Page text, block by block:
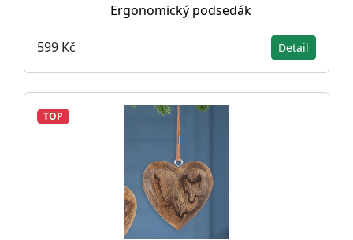
Ergonomický podsedák
599 Kč Detail
TOP